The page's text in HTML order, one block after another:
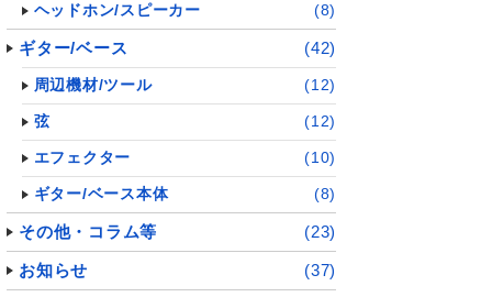
ヘッドホン/スピーカー (8)
ギター/ベース (42)
周辺機材/ツール (12)
弦 (12)
エフェクター (10)
ギター/ベース本体 (8)
その他・コラム等 (23)
お知らせ (37)